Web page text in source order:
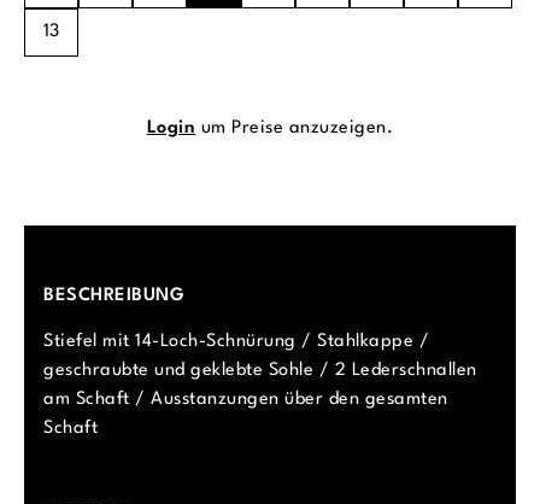
13
Login um Preise anzuzeigen.
BESCHREIBUNG
Stiefel mit 14-Loch-Schnürung / Stahlkappe /
geschraubte und geklebte Sohle / 2 Lederschnallen
am Schaft / Ausstanzungen über den gesamten
Schaft